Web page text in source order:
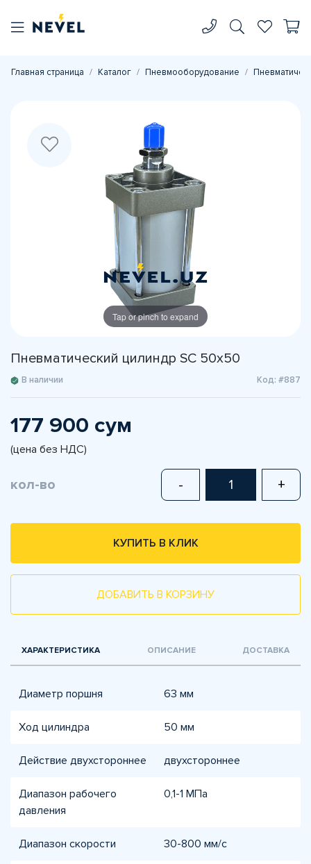
Главная страница Каталог Пневмооборудование
Tap or pinch to expand
Пневматический цилиндр SC 50x50
В наличии Код: #887
177 900 сум
(цена без НДС)
кол-во - +
КУПИТЬ В КЛИК
ДОБАВИТЬ В КОРЗИНУ
ХАРАКТЕРИСТИКА ОПИСАНИЕ ДОСТАВКА
Диаметр поршня 63 мм
Ход цилиндра 50 мм
Действие двухстороннее двухстороннее
Диапазон рабочего
давления
0,1-1 МПа
Диапазон скорости 30-800 мм/с